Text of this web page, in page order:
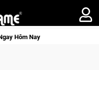
W – Quyền lực và tài phú sẽ